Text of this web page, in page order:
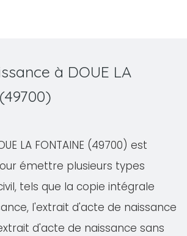
à DOUE LA
LA FONTAINE (49700) est
émettre plusieurs types
tels que la copie intégrale
l'extrait d'acte de naissance
d'acte de naissance sans